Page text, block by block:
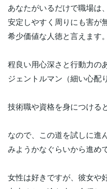
あなたがいるだけで職場は、
安定しやすく周りにも害が
希少価値な人徳と言えます。
程良い用心深さと行動力の
ジェントルマン（細い心配
技術職や資格を身につける
なので、この道を試しに進
みようかなぐらいから進め
女性は好きですが、彼女や